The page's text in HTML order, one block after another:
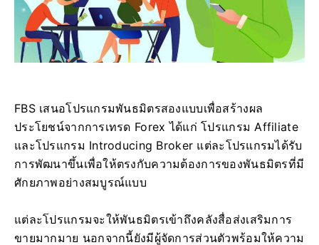
FBS เสนอโปรแกรมพันธมิตรสองแบบเพื่อสร้างผล
ประโยชน์จากการเทรด Forex ได้แก่ โปรแกรม Affiliate
และโปรแกรม Introducing Broker แต่ละโปรแกรมได้รับ
การพัฒนาขึ้นเพื่อให้ตรงกับความต้องการของพันธมิตรที่มี
ศักยภาพอย่างสมบูรณ์แบบ
แต่ละโปรแกรมจะให้พันธมิตรเข้าถึงคลังสื่อส่งเสริมการ
ขายมากมาย นอกจากนี้ยังมีผู้จัดการส่วนตัวพร้อมให้ความ